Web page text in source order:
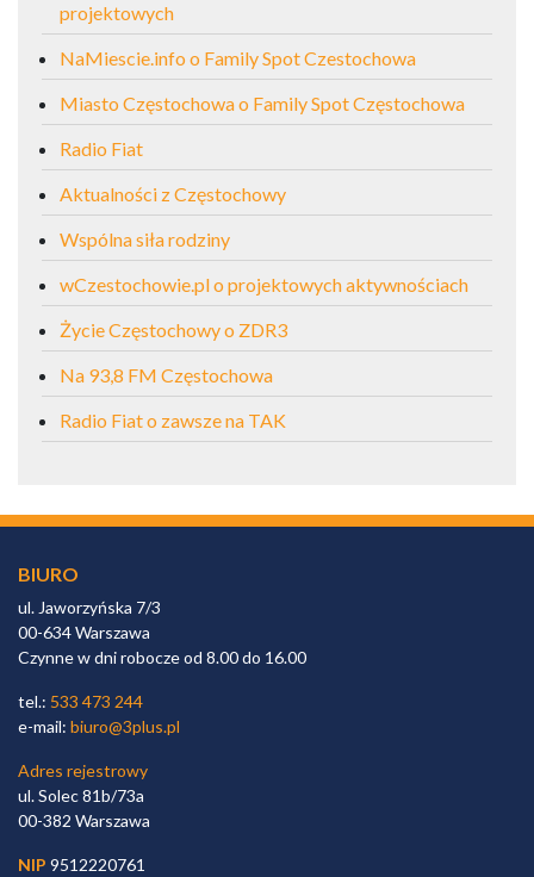
projektowych
NaMiescie.info o Family Spot Czestochowa
Miasto Częstochowa o Family Spot Częstochowa
Radio Fiat
Aktualności z Częstochowy
Wspólna siła rodziny
wCzestochowie.pl o projektowych aktywnościach
Życie Częstochowy o ZDR3
Na 93,8 FM Częstochowa
Radio Fiat o zawsze na TAK
BIURO
ul. Jaworzyńska 7/3
00-634 Warszawa
Czynne w dni robocze od 8.00 do 16.00
tel.: 533 473 244
e-mail: biuro@3plus.pl
Adres rejestrowy
ul. Solec 81b/73a
00-382 Warszawa
NIP 9512220761